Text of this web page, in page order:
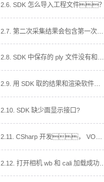
2.6. SDK 怎么导入工程文件？
2.7. 第二次采集结果会包含第一次的信息?
2.8. SDK 中保存的 ply 文件没有和渲染软件带颜色一样的点云？
2.9. 用 SDK 取的结果和渲染软件取的结果效果不一样？
2.10. SDK 缺少面显示接口?
2.12. 打开相机 wb 和 cali 加载成功，打开视频流回调函数没有被调用？